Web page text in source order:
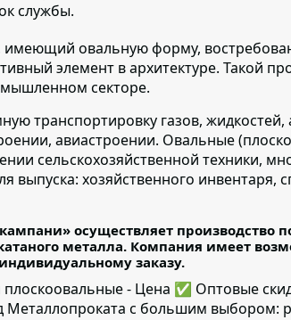
службы.
имеющий овальную форму,
элемент в архитектуре. Такой
секторе.
транспортировку газов,
авиастроении. Овальные
сельскохозяйственной техники,
выпуска: хозяйственного инвентаря,
осуществляет производство
металла. Компания имеет
заказу.
- Цена ✅️ Оптовые
с большим выбором: